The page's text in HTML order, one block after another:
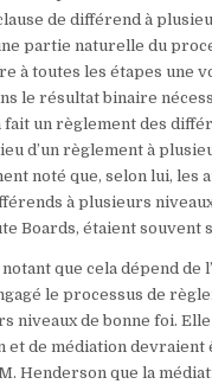
de différend à
partie naturelle du
à toutes les étapes une
le résultat binaire
fait un règlement des
d’un règlement à
noté que, selon lui, les
à plusieurs
Boards, étaient souvent
que cela dépend de
le processus de
niveaux de bonne foi. Elle
et de médiation
Henderson que la